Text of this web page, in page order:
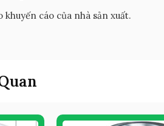
cáo của nhà sản xuất.